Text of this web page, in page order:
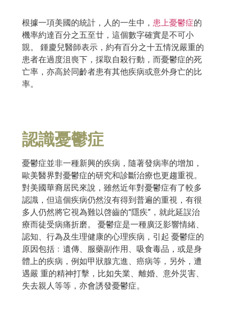
根據一項美國的統計，人的一生中， 患上憂鬱症的
機率約達百分之五至廿，這個數字確實是不可小
覬。 鍾慶兒醫師表示，約有百分之十五情況嚴重的
患者在過度沮喪下，採取自殺行動，而憂鬱症的死
亡率，亦高於同齡者患有其他疾病或意外身亡的比
率。
認識憂鬱症
憂鬱症並非一種新興的疾病，隨著發病率的增加，
歐美醫界對憂鬱症的研究和診斷治療也更趨重視。
對美國華裔居民來說，雖然近年對憂鬱症有了較多
認識，但這個疾病仍然沒有得到普遍的重視，有很
多人仍然將它視為難以啓齒的“隱疾”，就此延誤治
療而徒受病痛折磨。 憂鬱症是一種廣泛影響情緒、
認知、行為及生理健康的心理疾病，引起 憂鬱症的
原因包括﹕遺傳、服藥副作用、吸食毒品，或是身
體上的疾病，例如甲狀腺亢進、癌病等，另外，遭
遇嚴 重的精神打擊，比如失業、離婚、意外災害、
失去親人等等，亦會誘發憂鬱症。